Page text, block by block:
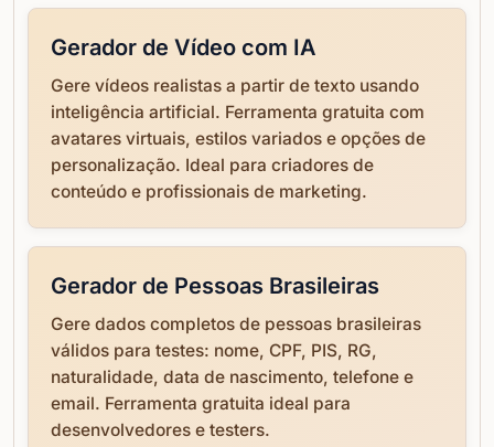
Gerador de Vídeo com IA
Gere vídeos realistas a partir de texto usando
inteligência artificial. Ferramenta gratuita com
avatares virtuais, estilos variados e opções de
personalização. Ideal para criadores de
conteúdo e profissionais de marketing.
Gerador de Pessoas Brasileiras
Gere dados completos de pessoas brasileiras
válidos para testes: nome, CPF, PIS, RG,
naturalidade, data de nascimento, telefone e
email. Ferramenta gratuita ideal para
desenvolvedores e testers.